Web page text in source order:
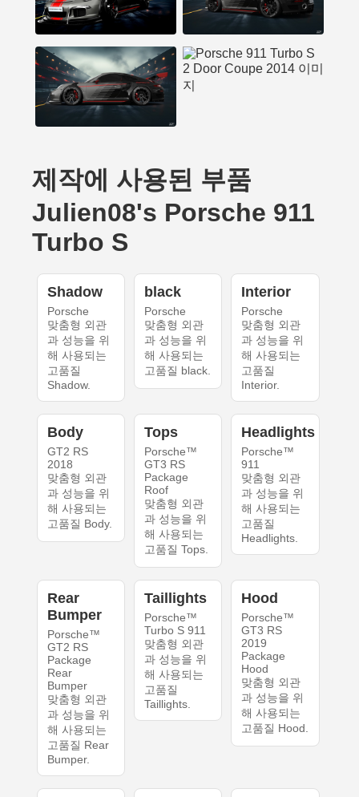
제작에 사용된 부품
Julien08's Porsche 911
Turbo S
Shadow
Porsche
맞춤형 외관
과 성능을 위
해 사용되는
고품질
Shadow.
black
Porsche
맞춤형 외관
과 성능을 위
해 사용되는
고품질 black.
Interior
Porsche
맞춤형 외관
과 성능을 위
해 사용되는
고품질
Interior.
Body
GT2 RS
2018
맞춤형 외관
과 성능을 위
해 사용되는
고품질 Body.
Tops
Porsche™
GT3 RS
Package
Roof
맞춤형 외관
과 성능을 위
해 사용되는
고품질 Tops.
Headlights
Porsche™
911
맞춤형 외관
과 성능을 위
해 사용되는
고품질
Headlights.
Rear
Bumper
Porsche™
GT2 RS
Package
Rear
Bumper
맞춤형 외관
과 성능을 위
해 사용되는
고품질 Rear
Bumper.
Taillights
Porsche™
Turbo S 911
맞춤형 외관
과 성능을 위
해 사용되는
고품질
Taillights.
Hood
Porsche™
GT3 RS
2019
Package
Hood
맞춤형 외관
과 성능을 위
해 사용되는
고품질 Hood.